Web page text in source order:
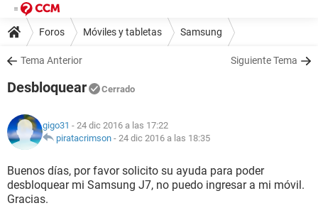
Foros Móviles y tabletas Samsung
Tema Anterior Siguiente Tema
Desbloquear Cerrado
gigo31 - 24 dic 2016 a las 17:22
piratacrimson - 24 dic 2016 a las 18:35
Buenos días, por favor solicito su ayuda para poder
desbloquear mi Samsung J7, no puedo ingresar a mi móvil.
Gracias.